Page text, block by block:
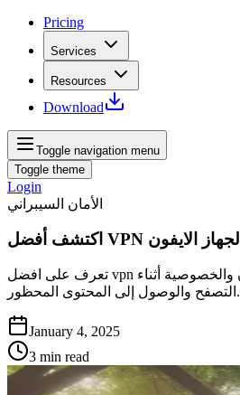
Pricing
Services
Resources
Download
Toggle navigation menu
Toggle theme
Login
الأمان السيبراني
اكتشف أفضل VPN لجهاز الايفون
تعرف على افضل vpn للايفون لتحقيق الأمان والخصوصية أثناء
التصفح والوصول إلى المحتوى المحظور.
January 4, 2025
3 min read